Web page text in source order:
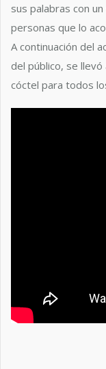
sus palabras con
personas que lo
A continuación del
del público, se
cóctel para todos